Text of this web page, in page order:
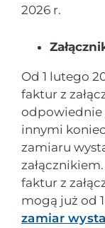
2026 r.
Od 1 lutego
faktur z
odpowiednie
innymi
zamiaru
faktur z
mogą już od
zamiar